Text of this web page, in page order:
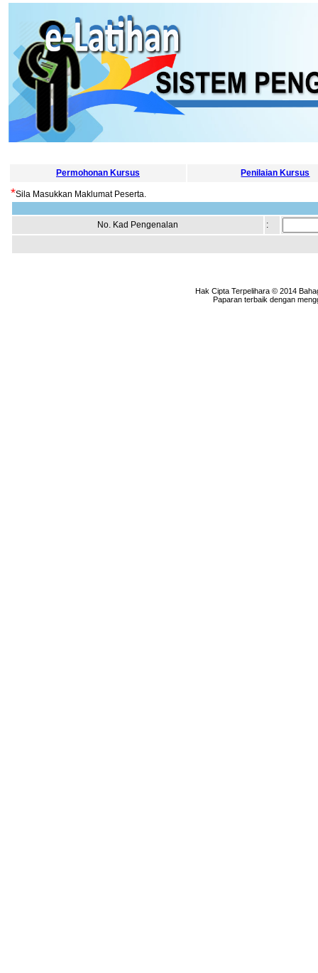
Permohonan Kursus Penilaian Kursus
*Sila Masukkan Maklumat Peserta.
No. Kad Pengenalan :
Hak Cipta Terpelihara © 2014
Paparan terbaik dengan